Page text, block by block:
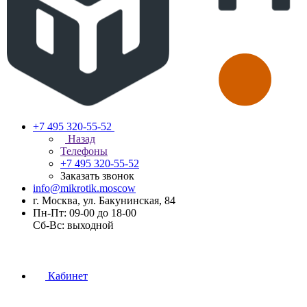
+7 495 320-55-52
Назад
Телефоны
+7 495 320-55-52
Заказать звонок
info@mikrotik.moscow
г. Москва, ул. Бакунинская, 84
Пн-Пт: 09-00 до 18-00
Сб-Вс: выходной
Кабинет